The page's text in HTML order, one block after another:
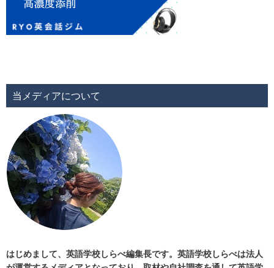
当メディアについて
はじめまして、英語学校しらべ編集長です。英語学校しらべは法人